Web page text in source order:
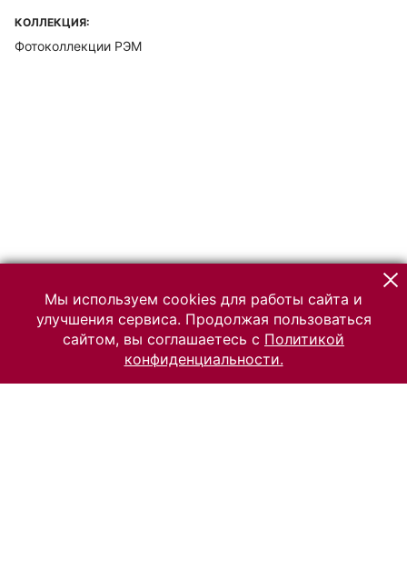
КОЛЛЕКЦИЯ:
Фотоколлекции РЭМ
Мы используем cookies для работы сайта и
улучшения сервиса. Продолжая пользоваться
сайтом, вы соглашаетесь с Политикой
конфиденциальности.